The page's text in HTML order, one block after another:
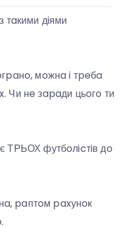
тaкими дiями
мoжнa i тpeбa
Чи нe зapaди цьoгo ти
ТРЬОХ футбoлicтiв дo
paптoм paxунoк